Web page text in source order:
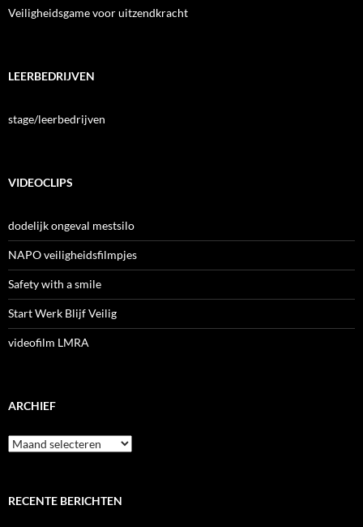
Veiligheidsgame voor uitzendkracht
LEERBEDRIJVEN
stage/leerbedrijven
VIDEOCLIPS
dodelijk ongeval mestsilo
NAPO veiligheidsfilmpjes
Safety with a smile
Start Werk Blijf Veilig
videofilm LMRA
ARCHIEF
Archief
RECENTE BERICHTEN